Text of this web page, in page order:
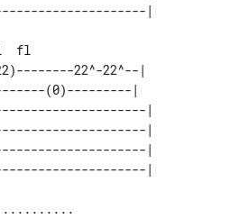
22^-22^--|
(0)---------|
|
|
|